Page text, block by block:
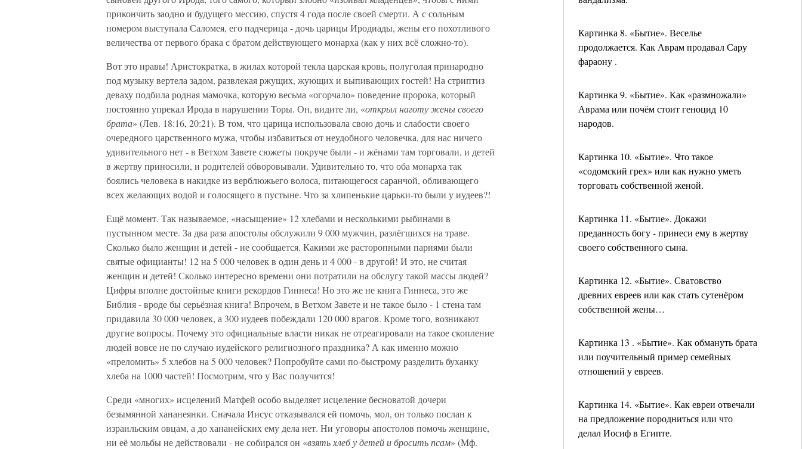
Картинка 8. «Бытие». Веселье
продолжается. Как Аврам продавал Сару
фараону .
Картинка 9. «Бытие». Как «размножали»
Аврама или почём стоит геноцид 10
народов.
Картинка 10. «Бытие». Что такое
«содомский грех» или как нужно уметь
торговать собственной женой.
Картинка 11. «Бытие». Докажи
преданность богу - принеси ему в жертву
своего собственного сына.
Картинка 12. «Бытие». Сватовство
древних евреев или как стать сутенёром
собственной жены…
Картинка 13 . «Бытие». Как обмануть брата
или поучительный пример семейных
отношений у евреев.
Картинка 14. «Бытие». Как евреи отвечали
на предложение породниться или что
делал Иосиф в Египте.
прикончить заодно и будущего мессию, спустя 4 года после своей смерти. А с сольным
номером выступала Саломея, его падчерица - дочь царицы Иродиады, жены его похотливого
величества от первого брака с братом действующего монарха (как у них всё сложно-то).
Вот это нравы! Аристократка, в жилах которой текла царская кровь, полуголая принародно
под музыку вертела задом, развлекая ржущих, жующих и выпивающих гостей! На стриптиз
деваху подбила родная мамочка, которую весьма «огорчало» поведение пророка, который
постоянно упрекал Ирода в нарушении Торы. Он, видите ли, «открыл наготу жены своего
брата» (Лев. 18:16, 20:21). В том, что царица использовала свою дочь и слабости своего
очередного царственного мужа, чтобы избавиться от неудобного человечка, для нас ничего
удивительного нет - в Ветхом Завете сюжеты покруче были - и жёнами там торговали, и детей
в жертву приносили, и родителей обворовывали. Удивительно то, что оба монарха так
боялись человека в накидке из верблюжьего волоса, питающегося саранчой, обливающего
всех желающих водой и голосящего в пустыне. Что за хлипенькие царьки-то были у иудеев?!
Ещё момент. Так называемое, «насыщение» 12 хлебами и несколькими рыбинами в
пустынном месте. За два раза апостолы обслужили 9 000 мужчин, разлёгшихся на траве.
Сколько было женщин и детей - не сообщается. Какими же расторопными парнями были
святые официанты! 12 на 5 000 человек в один день и 4 000 - в другой! И это, не считая
женщин и детей! Сколько интересно времени они потратили на обслугу такой массы людей?
Цифры вполне достойные книги рекордов Гиннеса! Но это же не книга Гиннеса, это же
Библия - вроде бы серьёзная книга! Впрочем, в Ветхом Завете и не такое было - 1 стена там
придавила 30 000 человек, а 300 иудеев побеждали 120 000 врагов. Кроме того, возникают
другие вопросы. Почему это официальные власти никак не отреагировали на такое скопление
людей вовсе не по случаю иудейского религиозного праздника? А как именно можно
«преломить» 5 хлебов на 5 000 человек? Попробуйте сами по-быстрому разделить буханку
хлеба на 1000 частей! Посмотрим, что у Вас получится!
Среди «многих» исцелений Матфей особо выделяет исцеление бесноватой дочери
безымянной хананеянки. Сначала Иисус отказывался ей помочь, мол, он только послан к
израильским овцам, а до хананейских ему дела нет. Ни уговоры апостолов помочь женщине,
ни её мольбы не действовали - не собирался он «взять хлеб у детей и бросить псам» (Мф.